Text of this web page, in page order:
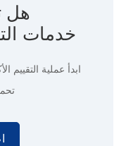
هل
خدمات
ابدأ عملية التقييم